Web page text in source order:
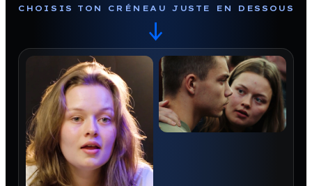
CHOISIS TON CRÉNEAU JUSTE EN DESSOUS
↓